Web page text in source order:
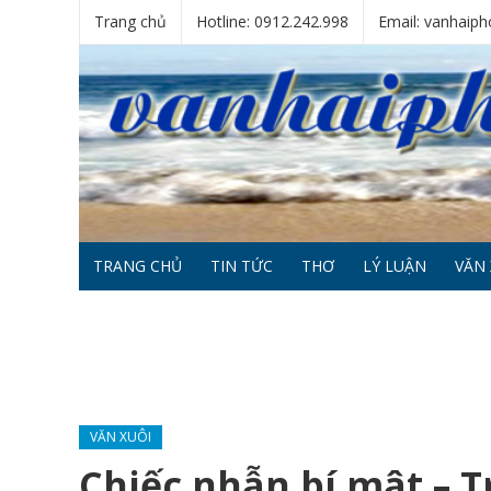
Trang chủ Hotline: 0912.242.998 Email:
TRANG CHỦ TIN TỨC THƠ LÝ LUẬN VĂN
VĂN XUÔI